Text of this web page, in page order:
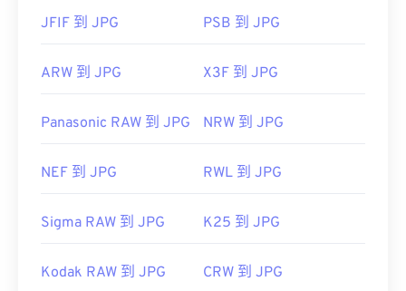
JFIF 到 JPG PSB 到 JPG
ARW 到 JPG X3F 到 JPG
Panasonic RAW 到 JPG NRW 到 JPG
NEF 到 JPG RWL 到 JPG
Sigma RAW 到 JPG K25 到 JPG
Kodak RAW 到 JPG CRW 到 JPG